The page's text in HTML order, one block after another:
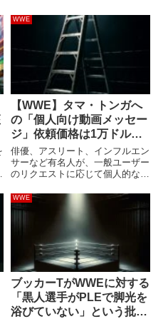
WWE
【WWE】タマ・トンガへ
の「個人向け動画メッセー
ジ」依頼価格は1万ドル
（約147万円）…Cameoの
超高価格設定が話題に
俳優、アスリート、インフルエン
サーなど有名人が、一般ユーザー
のリクエストに応じて個人的なビ
くれるサービス、Cameo。誕生
日や記念日のお祝い、応援、プロ
モーションなど用途はさまざまで
WWE
ブッカーTがWWEに対する
「黒人選手がPLEで脚光を
浴びていない」という批判